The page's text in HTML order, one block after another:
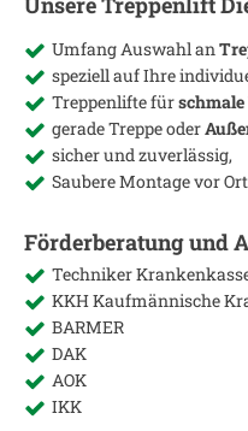
Umfang Auswahl an
speziell auf Ihre
Treppenlifte für
gerade Treppe oder
sicher und zuverlässig,
Saubere Montage vor
Förderberatung und
Techniker
KKH Kaufmännische
BARMER
DAK
AOK
IKK